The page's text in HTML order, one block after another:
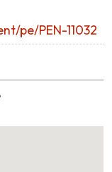
pe/PEN-11032